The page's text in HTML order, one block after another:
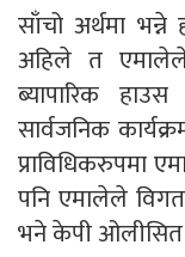
साँचो अर्थमा
अहिले त एमालेले
ब्यापारिक
सार्वजनिक
प्राविधिकरुपमा
पनि एमालेले
भने केपी